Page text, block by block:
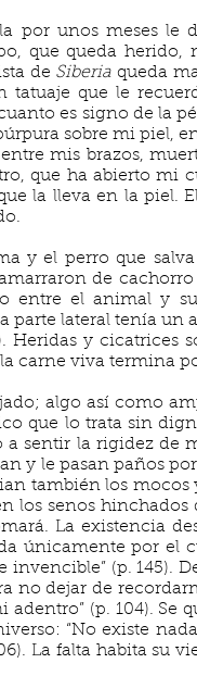
por unos meses le
que queda herido,
de Siberia queda
que le
es signo de la
sobre mi piel,
mis brazos,
que ha abierto mi
la lleva en la piel.
y el perro que
de
entre el animal y
parte lateral tenía un
Heridas y cicatrices
carne viva termina
algo así como
que lo trata sin
sentir la rigidez de
y le pasan paños
también los mocos
los senos hinchados
La existencia
únicamente por el
(p. 145).
no dejar de
(p. 104). Se
“No existe
La falta habita su